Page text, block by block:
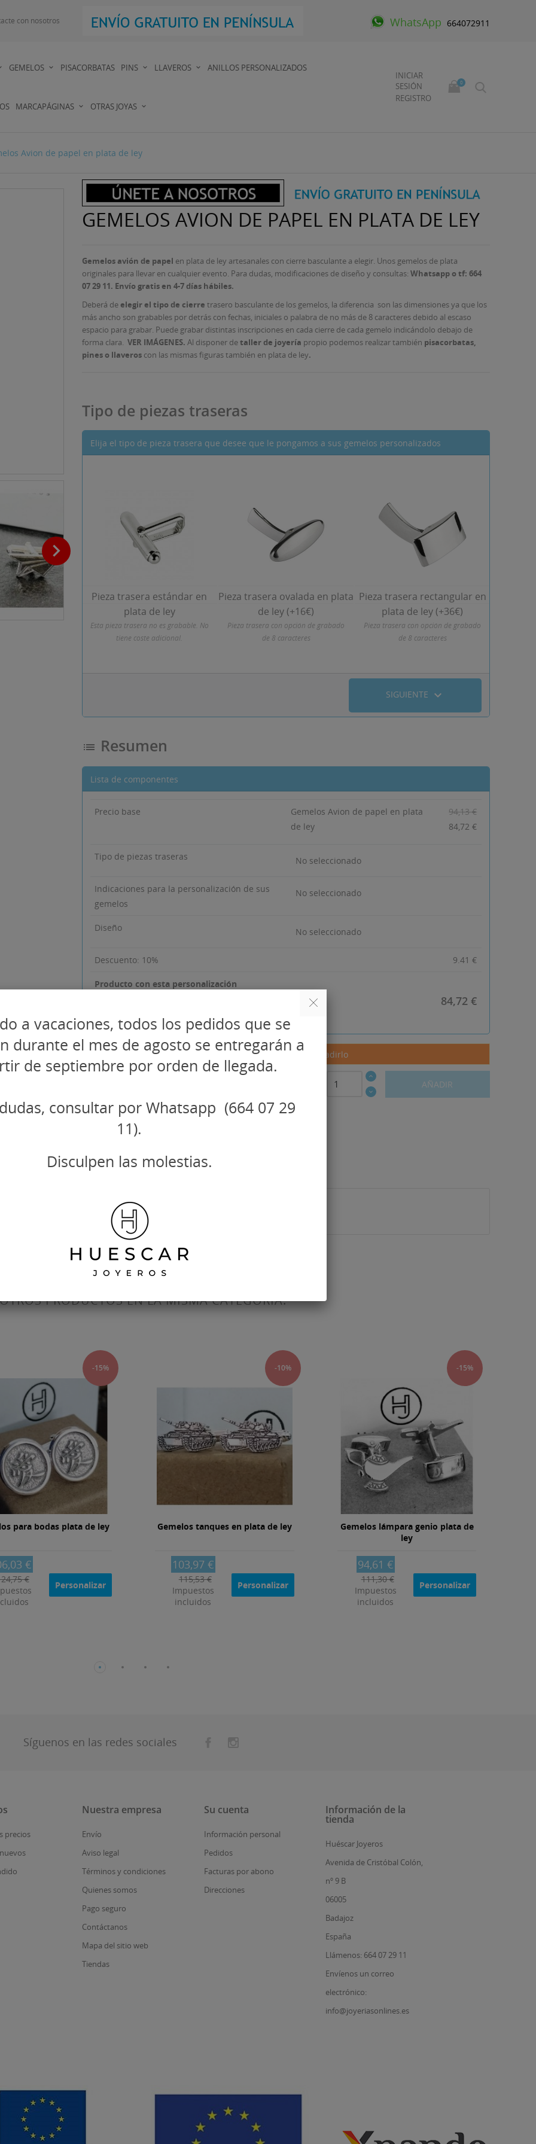
con nosotros WhatsApp 664072911
GEMELOS PISACORBATAS PINS LLAVEROS ANILLOS PERSONALIZADOS
MARCAPÁGINAS OTRAS JOYAS
INICIAR
SESIÓN
REGISTRO
0
Avion de papel en plata de ley

GEMELOS AVION DE PAPEL EN PLATA DE LEY
Gemelos avión de papel en plata de ley artesanales con cierre basculante a elegir. Unos gemelos de plata
originales para llevar en cualquier evento. Para dudas, modificaciones de diseño y consultas:Whatsapp o tf: 664
07 29 11. Envío gratis en 4-7 días hábiles.
Deberá de elegir el tipo de cierre trasero basculante de los gemelos, la diferencia son las dimensiones ya que los
más ancho son grabables por detrás con fechas, iniciales o palabra de no más de 8 caracteres debido al escaso
espacio para grabar. Puede grabar distintas inscripciones en cada cierre de cada gemelo indicándolo debajo de
forma clara.VER IMÁGENES.Al disponer detaller de joyería propio podemos realizar también pisacorbatas,
pines o llaveros con las mismas figuras también en plata de ley.
Tipo de piezas traseras
Elija el tipo de pieza trasera que desee que le pongamos a sus gemelos personalizados
Pieza trasera estándar en
plata de ley
Esta pieza trasera no es grabable. No
tiene coste adicional.
Pieza trasera ovalada en plata
de ley (+16€)
Pieza trasera con opción de grabado
de 8 caracteres
Pieza trasera rectangular en
plata de ley (+36€)
Pieza trasera con opción de grabado
de 8 caracteres
SIGUIENTE expand_more
list Resumen
Lista de componentes
Precio base
Gemelos Avion de papel en plata
de ley
94,13 €
84,72 €
Tipo de piezas traseras No seleccionado
Indicaciones para la personalización de sus
gemelos
No seleccionado
Diseño No seleccionado
Descuento: 10% 9.41 €
Producto con esta personalización
84,72 €
Ha de terminar de personalizar el producto para poder añadirlo
AÑADIR
PRODUCTOS EN LA MISMA CATEGORÍA:
-15%
para bodas plata de ley
€
€
Personalizar
-10%
Gemelos tanques en plata de ley
103,97 €
115,53 €
Impuestos
incluidos
Personalizar
-15%
Gemelos lámpara genio plata de
ley
94,61 €
111,30 €
Impuestos
incluidos
Personalizar
Síguenos en las redes sociales
precios
Nuestra empresa
Envío
Aviso legal
Términos y condiciones
Quienes somos
Pago seguro
Contáctanos
Mapa del sitio web
Tiendas
Su cuenta
Información personal
Pedidos
Facturas por abono
Direcciones
Información de la
tienda
Huéscar Joyeros
Avenida de Cristóbal Colón,
nº 9 B
06005
Badajoz
España
Llámenos: 664 07 29 11
Envíenos un correo
electrónico:
info@joyeriasonlines.es
a vacaciones, todos los pedidos que se
durante el mes de agosto se entregarán a
de septiembre por orden de llegada.
consultar por Whatsapp (664 07 29
11).
Disculpen las molestias.